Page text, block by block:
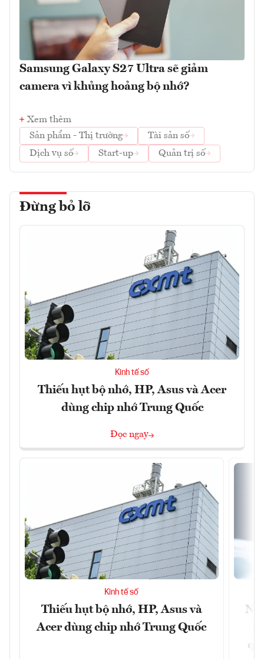
Samsung Galaxy S27 Ultra sẽ giảm
camera vì khủng hoảng bộ nhớ?
Xem thêm
Sản phẩm - Thị trường
Tài sản số
Dịch vụ số
Start-up Quản trị số
Đừng bỏ lỡ
Kinh tế số
Thiếu hụt bộ nhớ, HP, Asus và Acer
dùng chip nhớ Trung Quốc
Đọc ngay
Kinh tế số
Thiếu hụt bộ nhớ, HP, Asus và
Acer dùng chip nhớ Trung Quốc